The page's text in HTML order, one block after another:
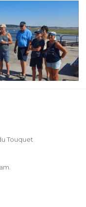
Touquet